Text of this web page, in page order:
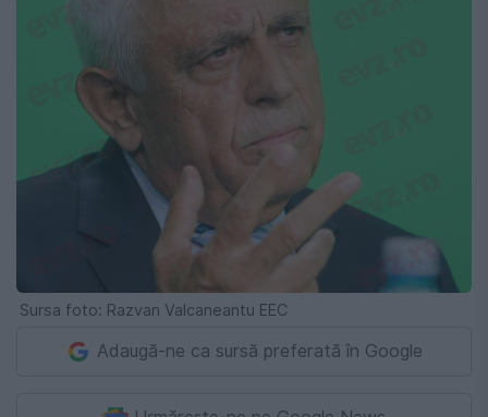
Sursa foto: Razvan Valcaneantu EEC
Adaugă-ne ca sursă preferată în Google